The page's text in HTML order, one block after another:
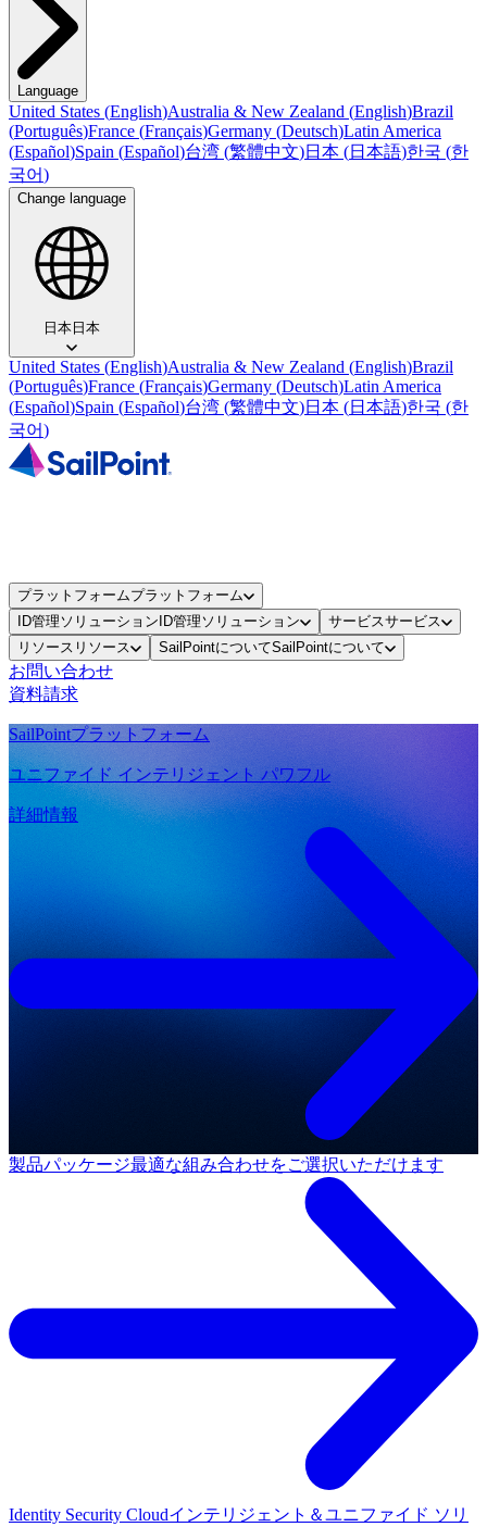
Language
United States (English)Australia & New Zealand (English)Brazil
(Português)France (Français)Germany (Deutsch)Latin America
(Español)Spain (Español)台湾 (繁體中文)日本 (日本語)한국 (한
국어)
Change language
日本日本
United States (English)Australia & New Zealand (English)Brazil
(Português)France (Français)Germany (Deutsch)Latin America
(Español)Spain (Español)台湾 (繁體中文)日本 (日本語)한국 (한
국어)
プラットフォームプラットフォーム
ID管理ソリューション ID管理ソリューション サービスサービス
リソース リソース SailPointについてSailPointについて
お問い合わせ
資料請求
SailPointプラットフォーム
ユニファイド インテリジェント パワフル
詳細情報
製品パッケージ最適な組み合わせをご選択いただけます
Identity Security Cloudインテリジェント＆ユニファイド ソリ